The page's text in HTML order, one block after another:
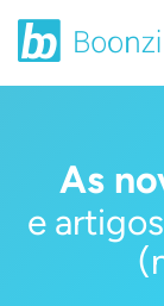
As
e